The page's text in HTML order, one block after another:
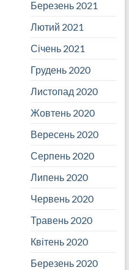
Березень 2021
Лютий 2021
Січень 2021
Грудень 2020
Листопад 2020
Жовтень 2020
Вересень 2020
Серпень 2020
Липень 2020
Червень 2020
Травень 2020
Квітень 2020
Березень 2020